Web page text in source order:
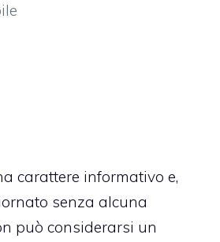
carattere informativo e,
senza alcuna
può considerarsi un